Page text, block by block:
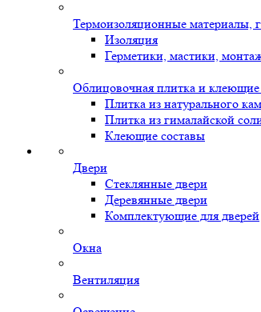
Термоизоляционные материалы,
Изоляция
Герметики, мастики,
Облицовочная плитка и клеющие
Плитка из натурального
Плитка из гималайской
Клеющие составы
Двери
Стеклянные двери
Деревянные двери
Комплектующие для дверей
Окна
Вентиляция